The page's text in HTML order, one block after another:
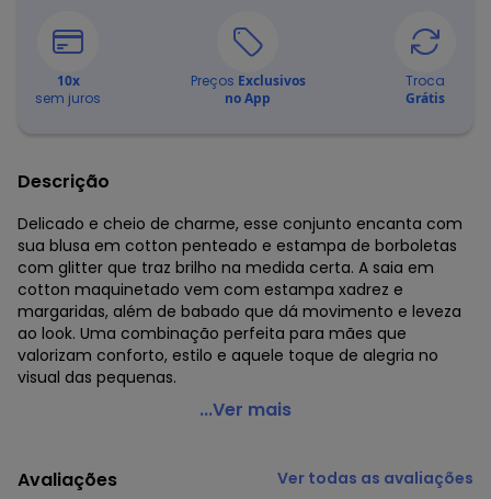
10x
sem juros
Preços Exclusivos
no App
Troca
Grátis
Descrição
Delicado e cheio de charme, esse conjunto encanta com
sua blusa em cotton penteado e estampa de borboletas
com glitter que traz brilho na medida certa. A saia em
cotton maquinetado vem com estampa xadrez e
margaridas, além de babado que dá movimento e leveza
ao look. Uma combinação perfeita para mães que
valorizam conforto, estilo e aquele toque de alegria no
visual das pequenas.
Marlan - Conjunto Blusa e Saia em Cotton Margaridas
Código do produto: 8020951
Comprimento da Manga: Curta
...Ver mais
Avaliações Ver todas as avaliações